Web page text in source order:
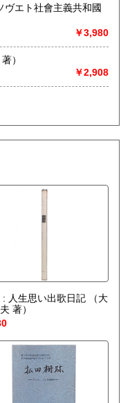
利用ください。お役に
国文、外国書、古書一
ヴエト社會主義共和國
￥3,980
野豊 著）
￥2,908
: 人生思い出歌日記
（大
著）